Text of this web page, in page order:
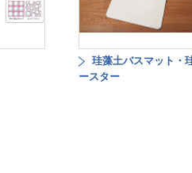
珪藻土バスマット・
ースター